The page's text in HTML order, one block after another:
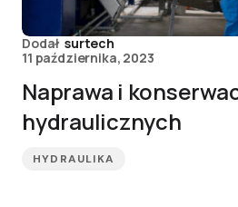
Dodał surtech
11 października, 2023
Naprawa i
hydraulicznych
HYDRAULIKA